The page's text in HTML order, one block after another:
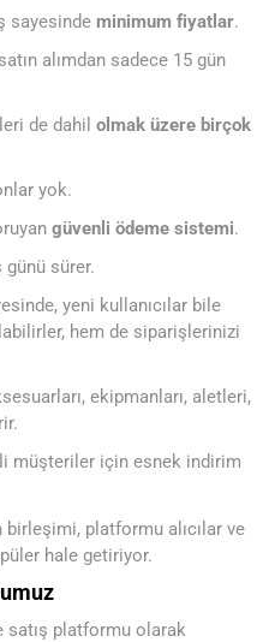
sayesinde minimum fiyatlar.
alımdan sadece 15 gün
de dahil olmak üzere birçok
yok.
güvenli ödeme sistemi.
günü sürer.
yeni kullanıcılar bile
hem de siparişlerinizi
ekipmanları, aletleri,
müşteriler için esnek indirim
birleşimi, platformu alıcılar ve
hale getiriyor.
satış platformu olarak